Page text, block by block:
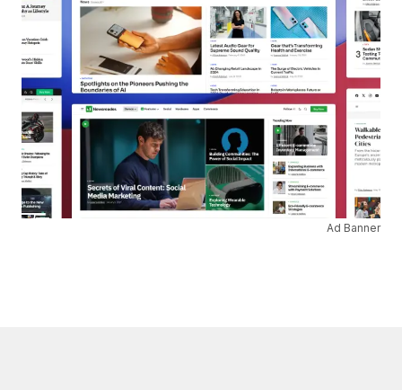
Ad Banner